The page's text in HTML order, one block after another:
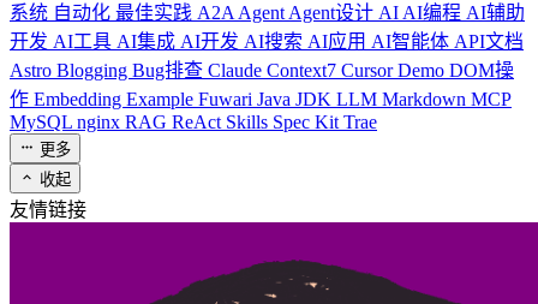
系统 自动化 最佳实践 A2A Agent Agent设计 AI AI编程 AI辅助
开发 AI工具 AI集成 AI开发 AI搜索 AI应用 AI智能体 API文档
Astro Blogging Bug排查 Claude Context7 CursorDemo DOM操
作 Embedding Example Fuwari Java JDK LLM Markdown MCP
MySQL nginx RAG ReAct Skills Spec Kit Trae
更多
收起
友情链接